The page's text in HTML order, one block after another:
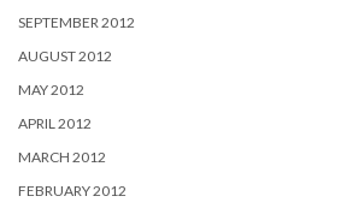
SEPTEMBER 2012
AUGUST 2012
MAY 2012
APRIL 2012
MARCH 2012
FEBRUARY 2012